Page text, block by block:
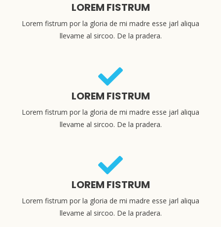
LOREM FISTRUM
Lorem fistrum por la gloria de mi madre esse jarl aliqua
llevame al sircoo. De la pradera.
LOREM FISTRUM
Lorem fistrum por la gloria de mi madre esse jarl aliqua
llevame al sircoo. De la pradera.
LOREM FISTRUM
Lorem fistrum por la gloria de mi madre esse jarl aliqua
llevame al sircoo. De la pradera.